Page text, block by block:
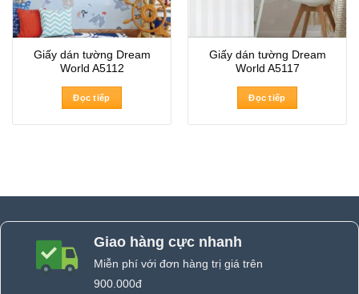
Giấy dán tường Dream
World A5112
Đọc tiếp
Giấy dán tường Dream
World A5117
Đọc tiếp
Giao hàng cực nhanh
Miễn phí với đơn hàng trị giá trên
900.000đ